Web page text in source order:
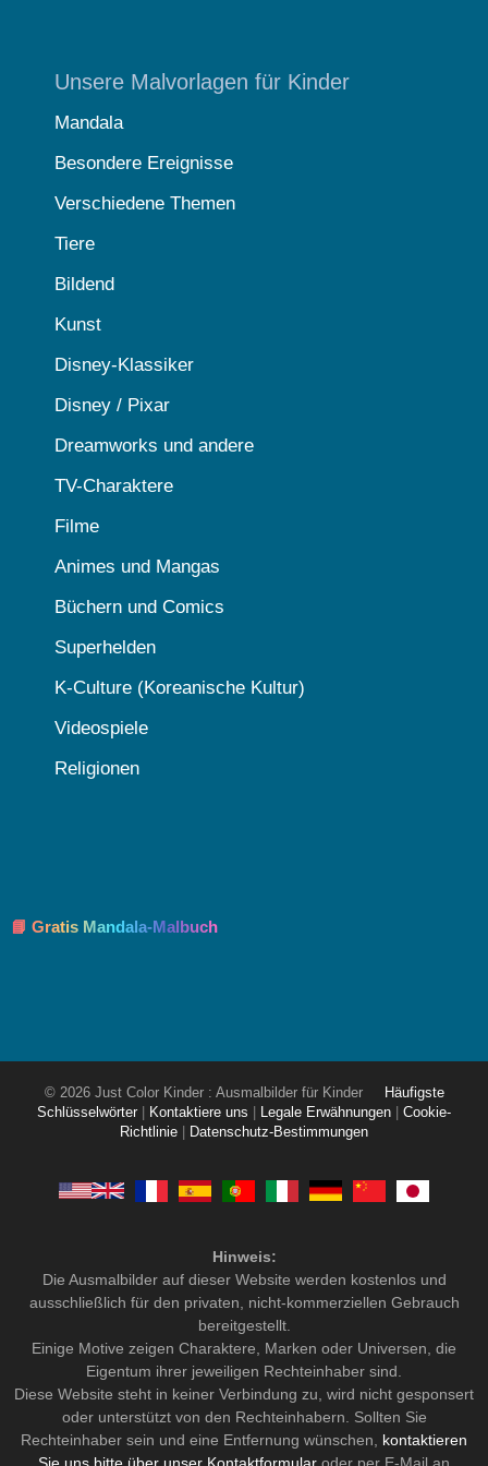
Unsere Malvorlagen für Kinder
Mandala
Besondere Ereignisse
Verschiedene Themen
Tiere
Bildend
Kunst
Disney-Klassiker
Disney / Pixar
Dreamworks und andere
TV-Charaktere
Filme
Animes und Mangas
Büchern und Comics
Superhelden
K-Culture (Koreanische Kultur)
Videospiele
Religionen
📘 Gratis Mandala-Malbuch
© 2026 Just Color Kinder : Ausmalbilder für Kinder
Häufigste
Schlüsselwörter
Kontaktiere uns Legale Erwähnungen
Cookie-
Richtlinie
Datenschutz-Bestimmungen
Hinweis:
Die Ausmalbilder auf dieser Website werden kostenlos und
ausschließlich für den privaten, nicht-kommerziellen Gebrauch
bereitgestellt.
Einige Motive zeigen Charaktere, Marken oder Universen, die
Eigentum ihrer jeweiligen Rechteinhaber sind.
Diese Website steht in keiner Verbindung zu, wird nicht gesponsert
oder unterstützt von den Rechteinhabern. Sollten Sie
Rechteinhaber sein und eine Entfernung wünschen, kontaktieren
Sie uns bitte über unser Kontaktformular oder per E-Mail an